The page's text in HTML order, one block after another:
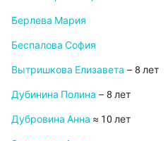
Берлева Мария
Беспалова София
Вытришкова Елизавета – 8 лет
Дубинина Полина – 8 лет
Дубровина Анна ≈ 10 лет